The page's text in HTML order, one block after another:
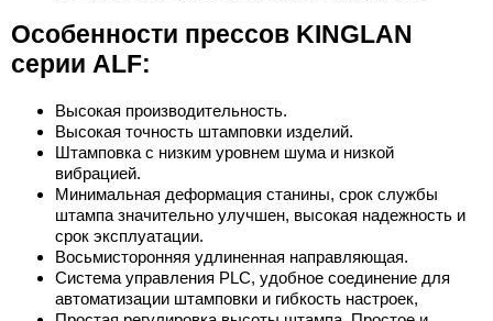
Особенности прессов KINGLAN
серии ALF:
Высокая производительность.
Высокая точность штамповки изделий.
Штамповка с низким уровнем шума и низкой
вибрацией.
Минимальная деформация станины, срок службы
штампа значительно улучшен, высокая надежность и
срок эксплуатации.
Восьмисторонняя удлиненная направляющая.
Система управления PLC, удобное соединение для
автоматизации штамповки и гибкость настроек,